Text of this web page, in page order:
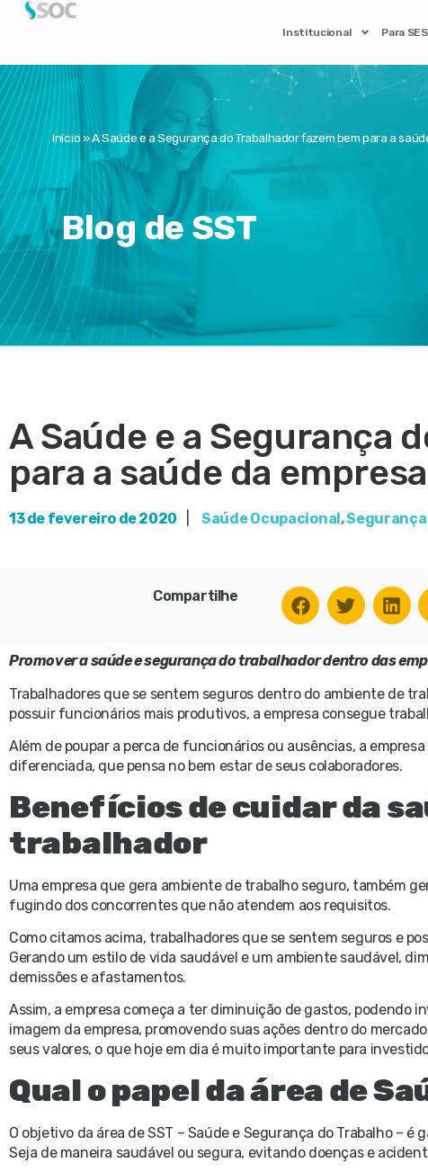
Institucional Para
Início»A Saúde e a Segurança do Trabalhador fazem bem para a
Blog de SST
A Saúde e a Segurança
para a saúde da empresa
13 de fevereiro de 2020 Saúde Ocupacional,
Compartilhe
Promover a saúde e segurança do trabalhador dentro das
Trabalhadores que se sentem seguros dentro do ambiente de
possuir funcionários mais produtivos, a empresa consegue
Além de poupar a perca de funcionários ou ausências, a
diferenciada, que pensa no bem estar de seus colaboradores.
Benefícios de cuidar da
trabalhador
Uma empresa que gera ambiente de trabalho seguro, também
fugindo dos concorrentes que não atendem aos requisitos.
Como citamos acima, trabalhadores que se sentem seguros e
Gerando um estilo de vida saudável e um ambiente saudável,
demissões e afastamentos.
Assim, a empresa começa a ter diminuição de gastos, podendo
imagem da empresa, promovendo suas ações dentro do
seus valores, o que hoje em dia é muito importante para
Qual o papel da área de
O objetivo da área de SST – Saúde e Segurança do Trabalho –
Seja de maneira saudável ou segura, evitando doenças e